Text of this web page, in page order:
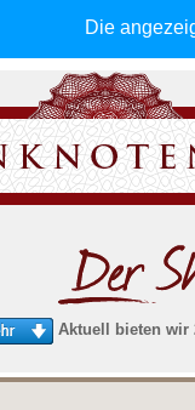
Die
Aktuell bieten wir